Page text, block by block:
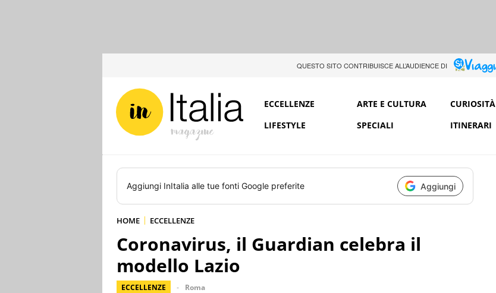
QUESTO SITO CONTRIBUISCE ALL’AUDIENCE DI
ECCELLENZE ARTE E CULTURA CURIOSITÀ
LIFESTYLE
SPECIALI ITINERARI
Aggiungi InItalia alle tue fonti Google preferite Aggiungi
HOME ECCELLENZE
Coronavirus, il Guardian celebra il
modello Lazio
ECCELLENZE Roma